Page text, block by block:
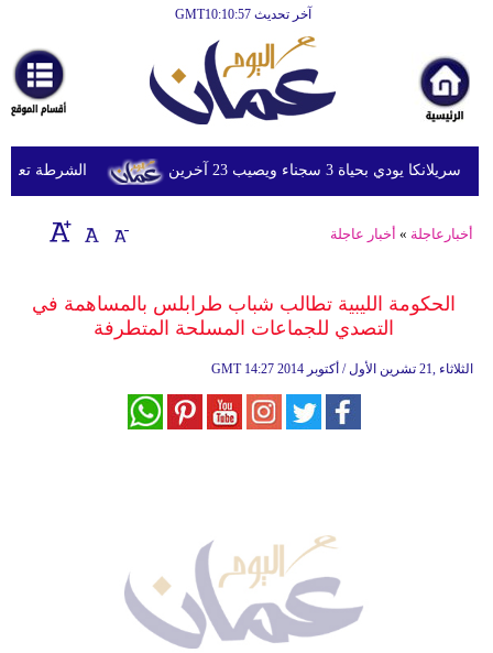
آخر تحديث GMT10:10:57
أخبارعاجلة
رياضة
ثقافة
إقتصاد
وموسيقى
الشرطة تعتقل بحياة 3 سجناء ويصيب 23 آخرين
أخبارعاجلة » أخبار عاجلة
الحكومة الليبية تطالب شباب طرابلس بالمساهمة في
التصدي للجماعات المسلحة المتطرفة
GMT 14:27 2014 الثلاثاء ,21 تشرين الأول / أكتوبر